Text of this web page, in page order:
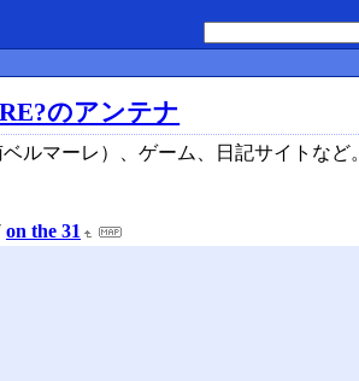
のアンテナ
ルマーレ）、ゲーム、日記サイトなど。
on the 31